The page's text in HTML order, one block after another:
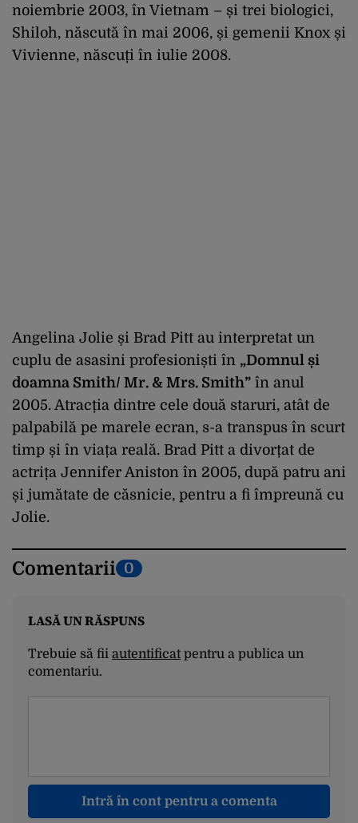
noiembrie 2003, în Vietnam – și trei biologici,
Shiloh, născută în mai 2006, și gemenii Knox și
Vivienne, născuți în iulie 2008.
Angelina Jolie și Brad Pitt au interpretat un
cuplu de asasini profesioniști în „Domnul și
doamna Smith/ Mr. & Mrs. Smith” în anul
2005. Atracția dintre cele două staruri, atât de
palpabilă pe marele ecran, s-a transpus în scurt
timp și în viața reală. Brad Pitt a divorțat de
actrița Jennifer Aniston în 2005, după patru ani
și jumătate de căsnicie, pentru a fi împreună cu
Jolie.
Comentarii 0
LASĂ UN RĂSPUNS
Trebuie să fii autentificatpentru a publica un
comentariu.
Intră în cont pentru a comenta